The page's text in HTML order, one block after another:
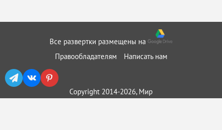
Все развертки размещены на
Правообладателям
Написать нам
Copyright 2014-2026, Мир